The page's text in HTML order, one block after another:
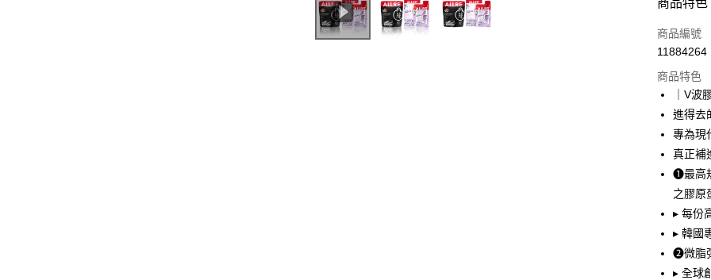
信用卡一
LINE Pay
Apple Pay
悠遊付
大哥付你
相關說明
【大哥付
1.本服務
2.付款方
流程，驗
完成交易。
相關說明
【關於「
AFTEE先
ATM付款
商品特色
商品編號
11884264
商品特色
｜V波
進得去
專為現
真正補
❶最高
之膠原
▸ 每份
▸ 韓國
❷微脂
▸ 全球